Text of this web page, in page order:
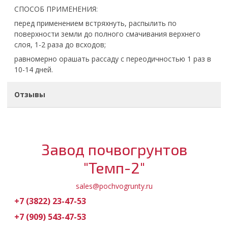
СПОСОБ ПРИМЕНЕНИЯ:
перед применением встряхнуть, распылить по
поверхности земли до полного смачивания верхнего
слоя, 1-2 раза до всходов;
равномерно орашать рассаду с переодичностью 1 раз в
10-14 дней.
Отзывы
Завод почвогрунтов
"Темп-2"
sales@pochvogrunty.ru
+7 (3822) 23-47-53
+7 (909) 543-47-53